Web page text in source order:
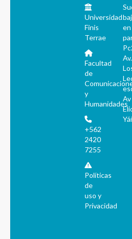
Universidad
Finis
Terrae
Facultad
de
y
Humanidades
+562
2420
7255
Políticas
de
uso y
Privacidad
en
Av.
Av